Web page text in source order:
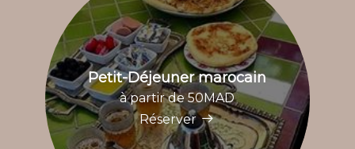
Petit-Déjeuner marocain
à partir de 50MAD
Réserver